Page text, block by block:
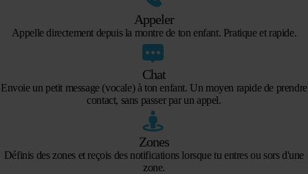
Appeler
Appelle directement depuis la montre de ton enfant. Pratique et rapide.
Chat
Envoie un petit message (vocale) à ton enfant. Un moyen rapide de prendre
contact, sans passer par un appel.
Zones
Définis des zones et reçois des notifications lorsque tu entres ou sors d'une
zone.